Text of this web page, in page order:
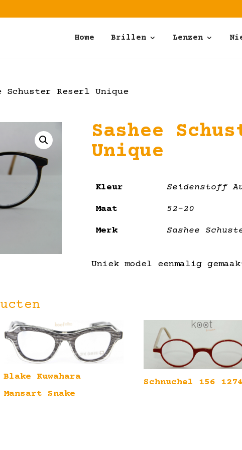
Home Brillen Lenzen
Schuster Reserl Unique
Sashee
Unique
Kleur Seidenstoff
Maat 52-20
Merk Sashee
Uniek model eenmalig
Blake Kuwahara
Mansart Snake
Schnuchel 156 1274